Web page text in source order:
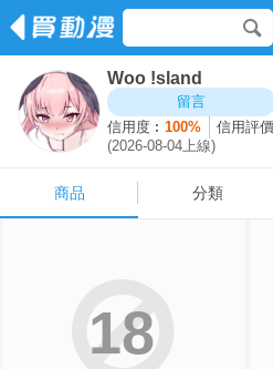
Woo !sland
留言
信用度︰100% 信用評
(2026-08-04上線)
商品 分類
18
商品 分類